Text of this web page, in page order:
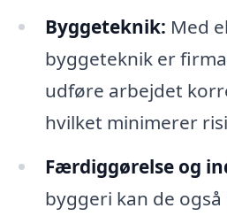
Byggeteknik: Med
byggeteknik er
udføre arbejdet
hvilket minimerer
Færdiggørelse og
byggeri kan de